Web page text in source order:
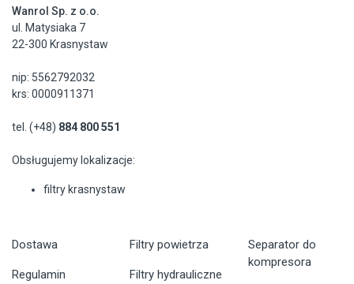
Wanrol Sp. z o.o.
ul. Matysiaka 7
22-300 Krasnystaw
nip: 5562792032
krs: 0000911371
tel. (+48) 884 800 551
Obsługujemy lokalizacje:
filtry krasnystaw
Dostawa
Regulamin
Filtry powietrza
Filtry hydrauliczne
Separator do
kompresora